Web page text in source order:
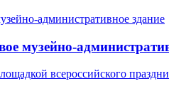
музейно-